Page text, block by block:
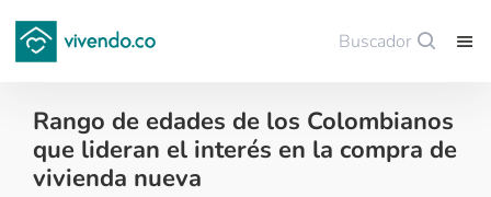
Buscador
Rango de edades de los Colombianos
que lideran el interés en la compra de
vivienda nueva
Guardar